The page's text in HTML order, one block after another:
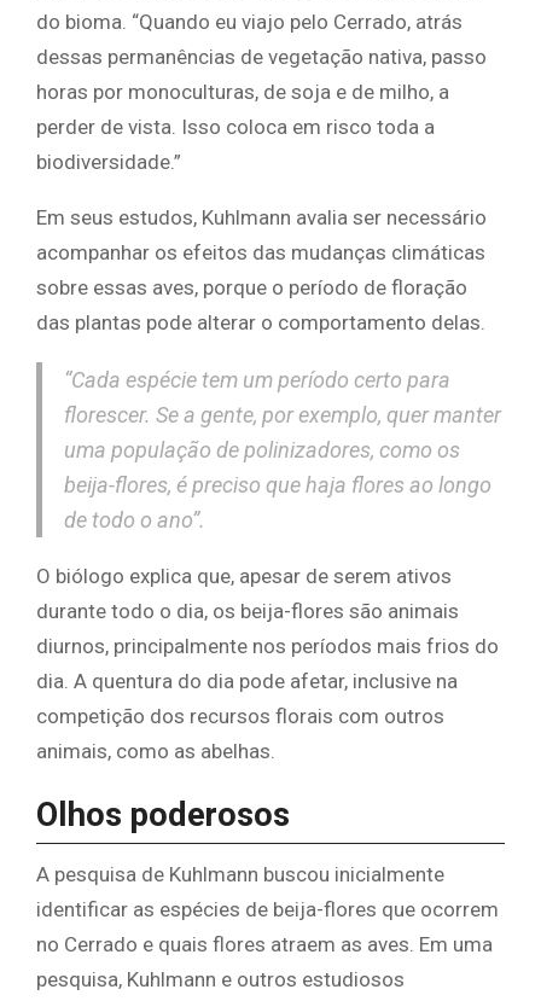
do bioma. “Quando eu viajo pelo Cerrado, atrás
dessas permanências de vegetação nativa, passo
horas por monoculturas, de soja e de milho, a
perder de vista. Isso coloca em risco toda a
biodiversidade.”
Em seus estudos, Kuhlmann avalia ser necessário
acompanhar os efeitos das mudanças climáticas
sobre essas aves, porque o período de floração
das plantas pode alterar o comportamento delas.
“Cada espécie tem um período certo para
florescer. Se a gente, por exemplo, quer manter
uma população de polinizadores, como os
beija-flores, é preciso que haja flores ao longo
de todo o ano”.
O biólogo explica que, apesar de serem ativos
durante todo o dia, os beija-flores são animais
diurnos, principalmente nos períodos mais frios do
dia. A quentura do dia pode afetar, inclusive na
competição dos recursos florais com outros
animais, como as abelhas.
Olhos poderosos
A pesquisa de Kuhlmann buscou inicialmente
identificar as espécies de beija-flores que ocorrem
no Cerrado e quais flores atraem as aves. Em uma
pesquisa, Kuhlmann e outros estudiosos